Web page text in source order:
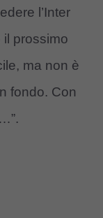
l’Inter
il prossimo
ma non è
fondo. Con